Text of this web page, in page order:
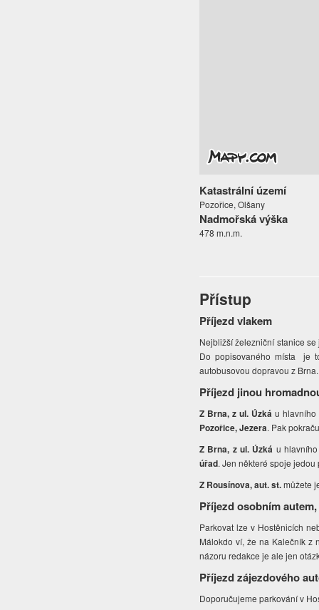
Katastrální území
Pozořice, Olšany
Nadmořská výška
478 m.n.m.
Přístup
Příjezd vlakem
Nejbližší železniční stanice
Do popisovaného místa je
autobusovou dopravou z Brna.
Příjezd jinou
Z Brna, z ul. Úzká u hlavního
Pozořice, Jezera. Pak
Z Brna, z ul. Úzká u
úřad. Jen některé spoje
Z Rousínova, aut. st.můžete
Příjezd osobním
Parkovat lze v Hostěnicích
Málokdo ví, že na Kalečník z
názoru redakce je ale jen
Příjezd zájezdového
Doporučujeme parkování v